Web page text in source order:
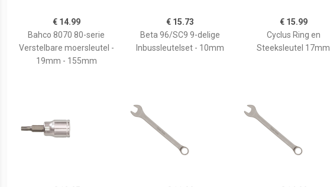
€ 14.99
Bahco 8070 80-serie
Verstelbare moersleutel -
19mm - 155mm
€ 15.73
Beta 96/SC9 9-delige
Inbussleutelset - 10mm
€ 15.99
Cyclus Ring en
Steeksleutel 17mm